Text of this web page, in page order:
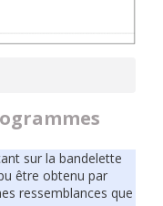
sur la bandelette
être obtenu par
ressemblances que